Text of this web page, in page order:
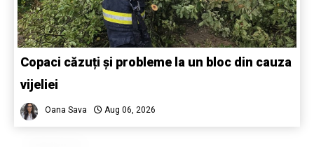
Copaci căzuți și probleme la un bloc din cauza
vijeliei
Oana Sava Aug 06, 2026